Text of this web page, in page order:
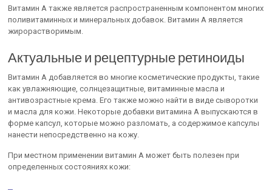
Витамин А также является распространенным компонентом многих
поливитаминных и минеральных добавок. Витамин А является
жирорастворимым.
Актуальные и рецептурные ретиноиды
Витамин А добавляется во многие косметические продукты, такие
как увлажняющие, солнцезащитные, витаминные масла и
антивозрастные крема. Его также можно найти в виде сыворотки
и масла для кожи. Некоторые добавки витамина А выпускаются в
форме капсул, которые можно разломать, а содержимое капсулы
нанести непосредственно на кожу.
При местном применении витамин А может быть полезен при
определенных состояниях кожи: